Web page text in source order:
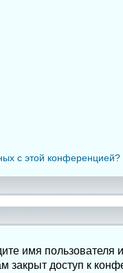
с этой конференцией?
имя пользователя
закрыт доступ к